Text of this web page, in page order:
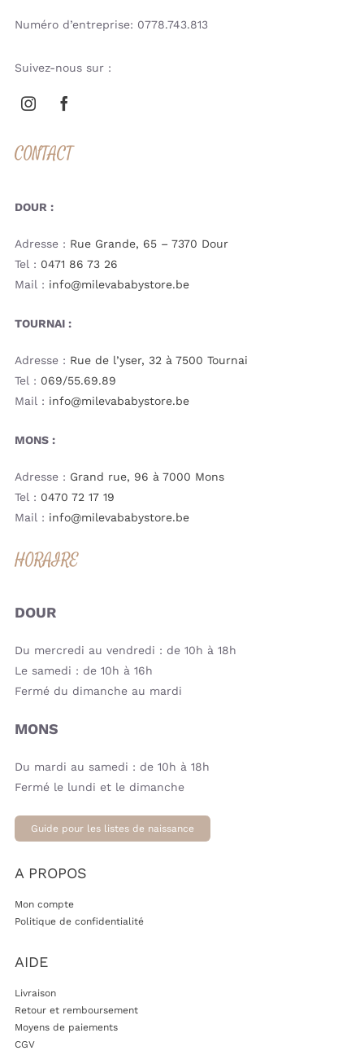
Numéro d’entreprise: 0778.743.813
Suivez-nous sur :
CONTACT
DOUR :
Adresse : Rue Grande, 65 – 7370 Dour
Tel : 0471 86 73 26
Mail : info@milevababystore.be
TOURNAI :
Adresse : Rue de l’yser, 32 à 7500 Tournai
Tel : 069/55.69.89
Mail : info@milevababystore.be
MONS :
Adresse : Grand rue, 96 à 7000 Mons
Tel : 0470 72 17 19
Mail : info@milevababystore.be
HORAIRE
DOUR
Du mercredi au vendredi : de 10h à 18h
Le samedi : de 10h à 16h
Fermé du dimanche au mardi
MONS
Du mardi au samedi : de 10h à 18h
Fermé le lundi et le dimanche
Guide pour les listes de naissance
A PROPOS
Mon compte
Politique de confidentialité
AIDE
Livraison
Retour et remboursement
Moyens de paiements
CGV